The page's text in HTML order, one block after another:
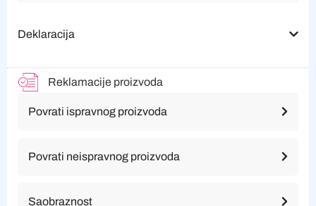
Deklaracija
Reklamacije proizvoda
Povrati ispravnog proizvoda
Povrati neispravnog proizvoda
Saobraznost